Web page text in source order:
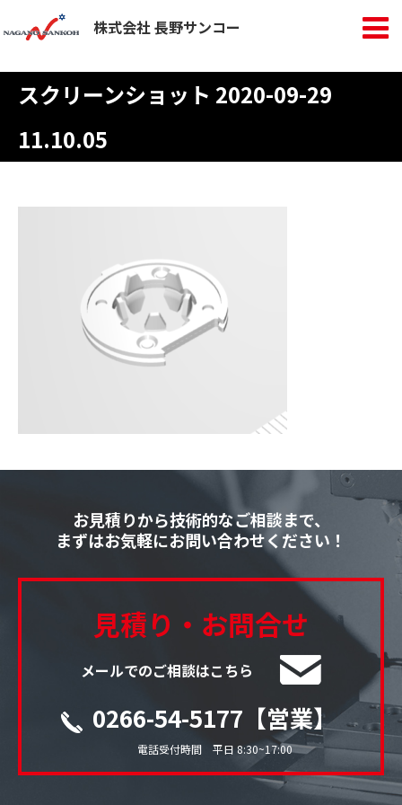
株式会社 長野サンコー
スクリーンショット 2020-09-29
11.10.05
お見積りから技術的なご相談まで、
まずはお気軽にお問い合わせください！
見積り・お問合せ
メールでのご相談はこちら
0266-54-5177【営業】
電話受付時間 平日 8:30~17:00